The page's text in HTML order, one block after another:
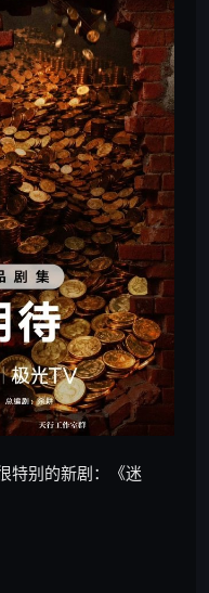
特别的新剧：《迷